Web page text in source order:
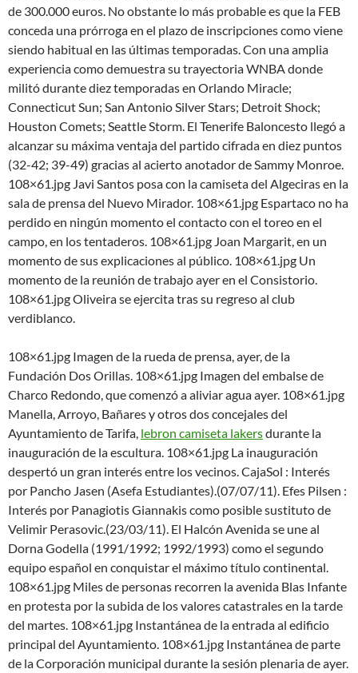
de 300.000 euros. No obstante lo más probable es que la FEB
conceda una prórroga en el plazo de inscripciones como viene
siendo habitual en las últimas temporadas. Con una amplia
experiencia como demuestra su trayectoria WNBA donde
militó durante diez temporadas en Orlando Miracle;
Connecticut Sun; San Antonio Silver Stars; Detroit Shock;
Houston Comets; Seattle Storm. El Tenerife Baloncesto llegó a
alcanzar su máxima ventaja del partido cifrada en diez puntos
(32-42; 39-49) gracias al acierto anotador de Sammy Monroe.
108×61.jpg Javi Santos posa con la camiseta del Algeciras en la
sala de prensa del Nuevo Mirador. 108×61.jpg Espartaco no ha
perdido en ningún momento el contacto con el toreo en el
campo, en los tentaderos. 108×61.jpg Joan Margarit, en un
momento de sus explicaciones al público. 108×61.jpg Un
momento de la reunión de trabajo ayer en el Consistorio.
108×61.jpg Oliveira se ejercita tras su regreso al club
verdiblanco.
108×61.jpg Imagen de la rueda de prensa, ayer, de la
Fundación Dos Orillas. 108×61.jpg Imagen del embalse de
Charco Redondo, que comenzó a aliviar agua ayer. 108×61.jpg
Manella, Arroyo, Bañares y otros dos concejales del
Ayuntamiento de Tarifa, lebron camiseta lakersdurante la
inauguración de la escultura. 108×61.jpg La inauguración
despertó un gran interés entre los vecinos. CajaSol : Interés
por Pancho Jasen (Asefa Estudiantes).(07/07/11). Efes Pilsen :
Interés por Panagiotis Giannakis como posible sustituto de
Velimir Perasovic.(23/03/11). El Halcón Avenida se une al
Dorna Godella (1991/1992; 1992/1993) como el segundo
equipo español en conquistar el máximo título continental.
108×61.jpg Miles de personas recorren la avenida Blas Infante
en protesta por la subida de los valores catastrales en la tarde
del martes. 108×61.jpg Instantánea de la entrada al edificio
principal del Ayuntamiento. 108×61.jpg Instantánea de parte
de la Corporación municipal durante la sesión plenaria de ayer.